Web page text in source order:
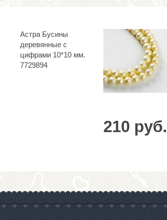
Астра Бусины
деревянные с
цифрами 10*10 мм.
7729894
210 руб.